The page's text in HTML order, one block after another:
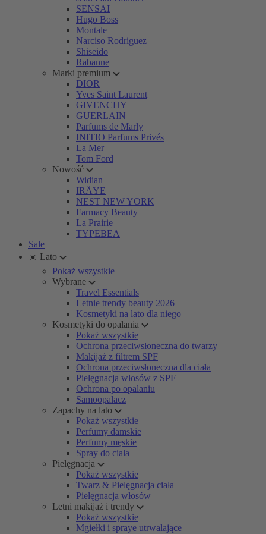
SENSAI
Hugo Boss
Montale
Narciso Rodriguez
Shiseido
Rabanne
Marki premium
DIOR
Yves Saint Laurent
GIVENCHY
GUERLAIN
Parfums de Marly
INITIO Parfums Privés
La Mer
Tom Ford
Nowość
Widian
IRÄYE
NEST NEW YORK
Farmacy Beauty
La Prairie
TYPEBEA
Sale
☀️ Lato
Pokaż wszystkie
Wybrane
Travel Essentials
Letnie trendy beauty 2026
Kosmetyki na lato dla niego
Kosmetyki do opalania
Pokaż wszystkie
Ochrona przeciwsłoneczna do twarzy
Makijaż z filtrem SPF
Ochrona przeciwsłoneczna dla ciała
Pielęgnacja włosów z SPF
Ochrona po opalaniu
Samoopalacz
Zapachy na lato
Pokaż wszystkie
Perfumy damskie
Perfumy męskie
Spray do ciała
Pielęgnacja
Pokaż wszystkie
Twarz & Pielęgnacja ciała
Pielęgnacja włosów
Letni makijaż i trendy
Pokaż wszystkie
Mgiełki i spraye utrwalające